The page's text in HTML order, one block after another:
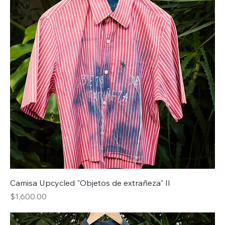
Camisa Upcycled "Objetos de extrañeza" II
Precio
$1,600.00